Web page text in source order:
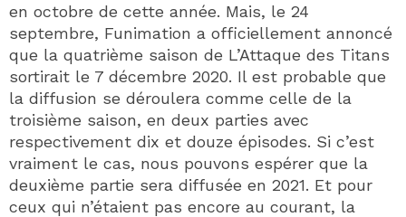
en octobre de cette année. Mais, le 24
septembre, Funimation a officiellement annoncé
que la quatrième saison de L’Attaque des Titans
sortirait le 7 décembre 2020. Il est probable que
la diffusion se déroulera comme celle de la
troisième saison, en deux parties avec
respectivement dix et douze épisodes. Si c’est
vraiment le cas, nous pouvons espérer que la
deuxième partie sera diffusée en 2021. Et pour
ceux qui n’étaient pas encore au courant, la